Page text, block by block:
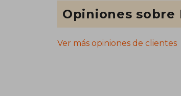
Opiniones sobre
Ver más opiniones de clientes